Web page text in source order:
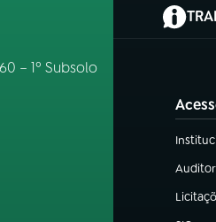
– 1º Subsolo
(abre
(abre
(abre
(abre